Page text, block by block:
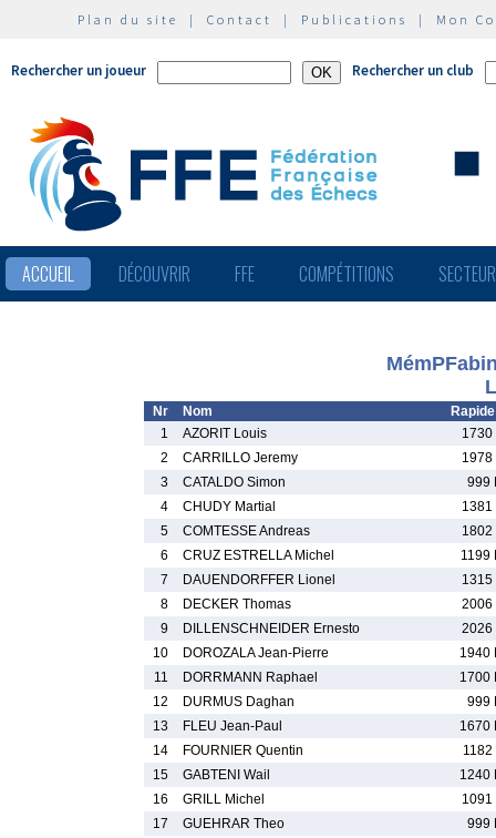
Plan du site | Contact | Publications | Mon
Rechercher un joueur Rechercher un club
ACCUEIL DÉCOUVRIR FFE COMPÉTITIONS
Nr Nom
Rapide
1
AZORIT Louis
1730
2
CARRILLO Jeremy
1978
3
CATALDO Simon
999
4
CHUDY Martial
1381
5
COMTESSE Andreas
1802
6
CRUZ ESTRELLA Michel
1199
7
DAUENDORFFER Lionel
1315
8
DECKER Thomas
2006
9
DILLENSCHNEIDER Ernesto
2026
10
DOROZALA Jean-Pierre
1940
11
DORRMANN Raphael
1700
12
DURMUS Daghan
999
13
FLEU Jean-Paul
1670
14
FOURNIER Quentin
1182
15
GABTENI Wail
1240
16
GRILL Michel
1091
17
GUEHRAR Theo
999